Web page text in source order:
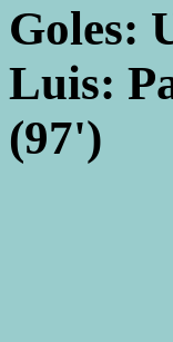
Goles:
Luis:
(97')